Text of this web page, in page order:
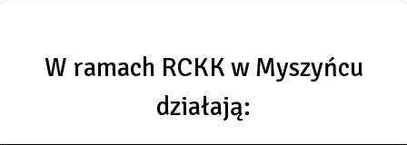
W ramach RCKK w Myszyńcu
działają: